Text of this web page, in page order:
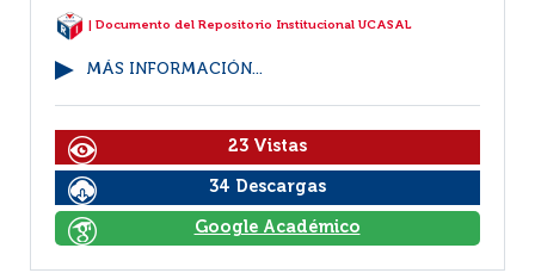
| Documento del Repositorio Institucional UCASAL
MÁS INFORMACIÓN...
23 Vistas
34 Descargas
Google Académico